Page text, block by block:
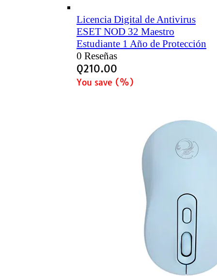
Licencia Digital de Antivirus
ESET NOD 32 Maestro
Estudiante 1 Año de Protección
0 Reseñas
Q210.00
You save (%)